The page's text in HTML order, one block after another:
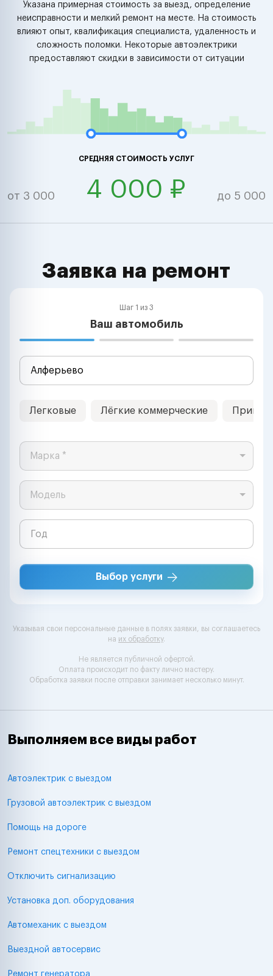
Указана примерная стоимость за выезд, определение
неисправности и мелкий ремонт на месте. На стоимость
влияют опыт, квалификация специалиста, удаленность и
сложность поломки. Некоторые автоэлектрики
предоставляют скидки в зависимости от ситуации
СРЕДНЯЯ СТОИМОСТЬ УСЛУГ
от 3 000 4 000 ₽ до 5 000
Заявка на ремонт
Шаг 1 из 3
Ваш автомобиль
Легковые Лёгкие коммерческие
Марка *
Модель
Выбор услуги
Указывая свои персональные данные в полях заявки, вы соглашаетесь
на их обработку.
Не является публичной офертой.
Оплата происходит по факту лично мастеру.
Обработка заявки после отправки занимает несколько минут.
Выполняем все виды работ
Автоэлектрик с выездом
Грузовой автоэлектрик с выездом
Помощь на дороге
Ремонт спецтехники с выездом
Отключить сигнализацию
Установка доп. оборудования
Автомеханик с выездом
Выездной автосервис
Ремонт генератора